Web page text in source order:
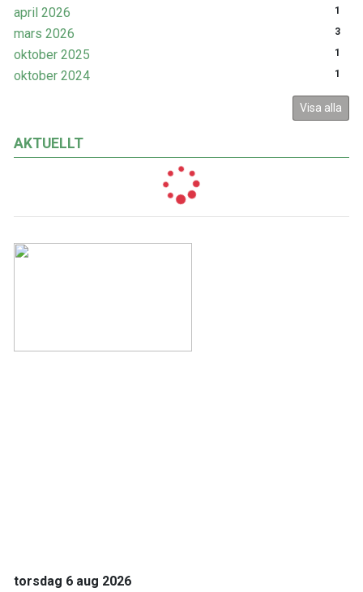
april 2026 1
mars 2026 3
oktober 2025 1
oktober 2024 1
Visa alla
AKTUELLT
torsdag 6 aug 2026